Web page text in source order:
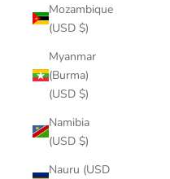
Mozambique
(USD $)
Myanmar
(Burma)
(USD $)
Namibia
(USD $)
Nauru (USD